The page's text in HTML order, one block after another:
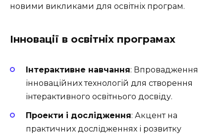
новими викликами для освітніх програм.
Інновації в освітніх програмах
Інтерактивне навчання: Впровадження
інноваційних технологій для створення
інтерактивного освітнього досвіду.
Проекти і дослідження: Акцент на
практичних дослідженнях і розвитку